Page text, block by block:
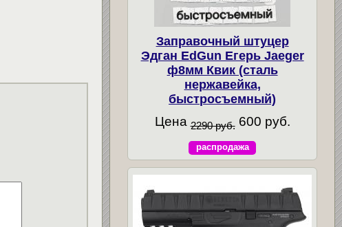
Заправочный штуцер
Эдган EdGun Егерь Jaeger
ф8мм Квик (сталь
нержавейка,
быстросъемный)
Цена 2290 руб. 600 руб.
распродажа